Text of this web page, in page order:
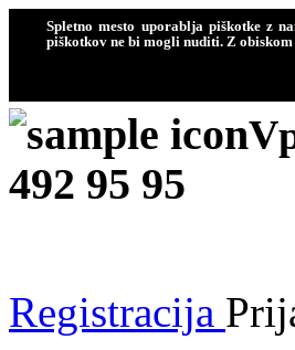
Spletno mesto uporablja piškotke z
piškotkov ne bi mogli nuditi. Z obiskom
492 95 95
Registracija